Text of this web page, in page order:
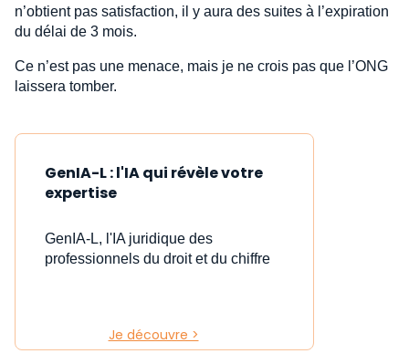
n’obtient pas satisfaction, il y aura des suites à l’expiration
du délai de 3 mois.
Ce n’est pas une menace, mais je ne crois pas que l’ONG
laissera tomber.
GenIA-L : l'IA qui révèle votre
expertise
GenIA-L, l'IA juridique des
professionnels du droit et du chiffre
Je découvre >